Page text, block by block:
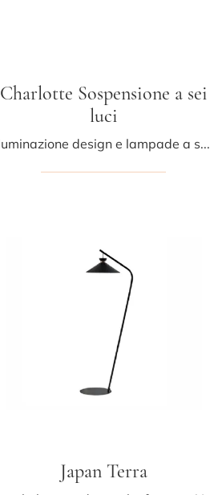
Charlotte Sospensione a sei
luci
Illuminazione design e lampade a sospensione: scopri di più sulla lampada Charlotte Sospensione a sei luci in metallo che ti consigliamo.
Japan Terra